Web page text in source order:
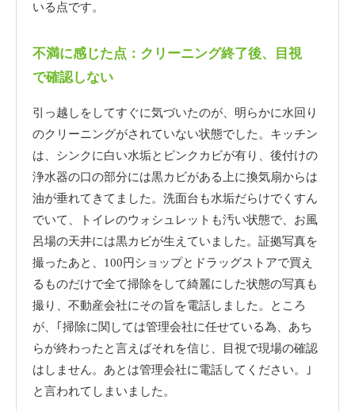
いる点です。
不満に感じた点：クリーニング終了後、目視
で確認しない
引っ越しをしてすぐに気づいたのが、明らかに水回り
のクリーニングがされていない状態でした。キッチン
は、シンクに白い水垢とピンクカビが有り、後付けの
浄水器の口の部分には黒カビがある上に換気扇からは
油が垂れてきてました。洗面台も水垢だらけでくすん
でいて、トイレのウォシュレットも汚い状態で、お風
呂場の天井には黒カビが生えていました。証拠写真を
撮ったあと、100円ショップとドラッグストアで買え
るものだけで全て掃除をして綺麗にした状態の写真も
撮り、不動産会社にその旨を電話しました。ところ
が、｢掃除に関しては管理会社に任せている為、あち
らが終わったと言えばそれを信じ、目視で現場の確認
はしません。あとは管理会社に電話してください。｣
と言われてしまいました。